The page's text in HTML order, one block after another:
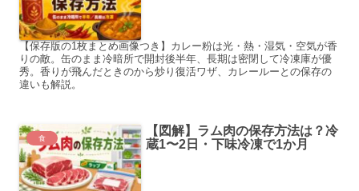
【保存版の1枚まとめ画像つき】カレー粉は光・熱・湿気・空気が香
りの敵。缶のまま冷暗所で開封後半年、長期は密閉して冷凍庫が優
秀。香りが飛んだときのから炒り復活ワザ、カレールーとの保存の
違いも解説。
食
【図解】ラム肉の保存方法は？冷
蔵1〜2日・下味冷凍で1か月